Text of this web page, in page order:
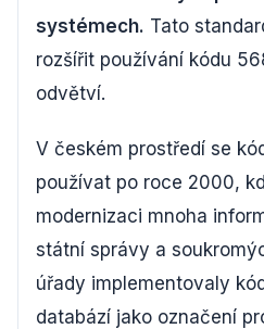
systémech. Tato
rozšířit používání kódu
odvětví.
V českém prostředí se
používat po roce 2000,
modernizaci mnoha
státní správy a
úřady implementovaly
databází jako označení